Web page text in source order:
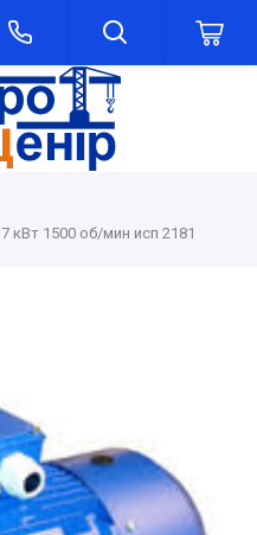
кВт 1500 об/мин исп 2181